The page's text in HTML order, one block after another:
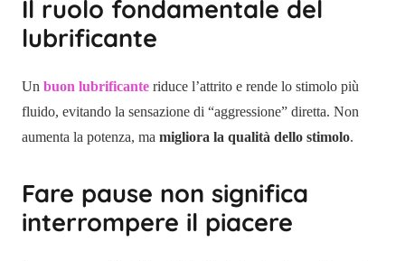
Il ruolo fondamentale del
lubrificante
Un buon lubrificante riduce l’attrito e rende lo stimolo più
fluido, evitando la sensazione di “aggressione” diretta. Non
aumenta la potenza, ma migliora la qualità dello stimolo.
Fare pause non significa
interrompere il piacere